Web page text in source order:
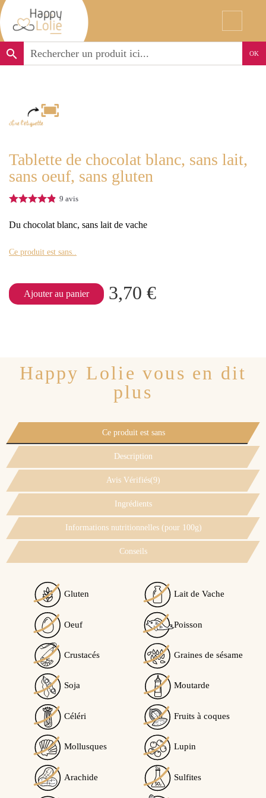
search OK
Tablette de chocolat blanc, sans lait,
sans oeuf, sans gluten
9 avis
Du chocolat blanc, sans lait de vache
Ce produit est sans..
Ajouter au panier 3,70 €
Happy Lolie vous en dit
plus
Ce produit est sans
Description
Avis Vérifiés(9)
Ingrédients
Informations nutritionnelles (pour 100g)
Conseils
Voir l'attestation de confiance
Avis soumis à un contrôle
4.9/5
avis client(s)
Trier l'affichage des avis :
Ce produit peut contenir des traces de...
Traces éventuelles de soja
Gluten Lait de Vache
Oeuf Poisson
Crustacés Graines de sésame
Soja Moutarde
Céléri Fruits à coques
Mollusques Lupin
Arachide Sulfites